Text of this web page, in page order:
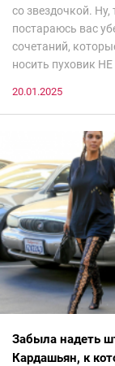
со звездочкой. Ну,
постараюсь вас
сочетаний,
носить пуховик
20.01.2025
Забыла надеть
Кардашьян, к